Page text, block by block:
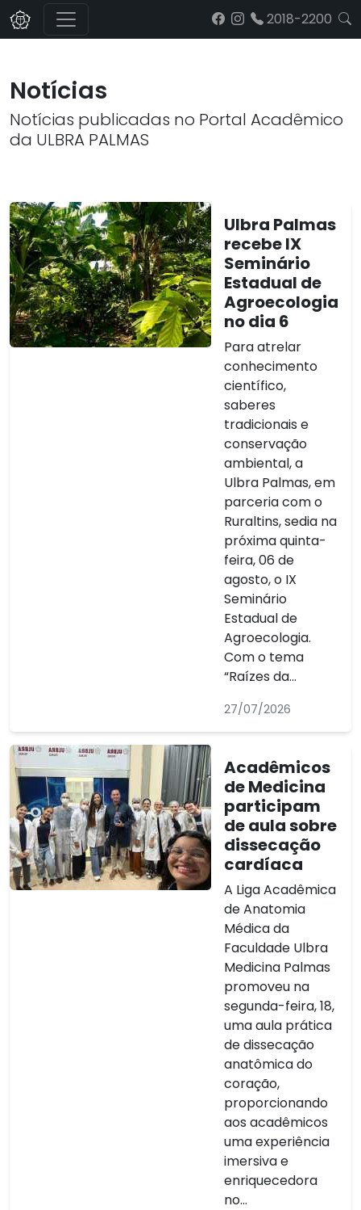
2018-2200
Notícias
Notícias publicadas no Portal Acadêmico
da ULBRA PALMAS
Ulbra Palmas
recebe IX
Seminário
Estadual de
Agroecologia
no dia 6
Para atrelar
conhecimento
científico,
saberes
tradicionais e
conservação
ambiental, a
Ulbra Palmas, em
parceria com o
Ruraltins, sedia na
próxima quinta-
feira, 06 de
agosto, o IX
Seminário
Estadual de
Agroecologia.
Com o tema
“Raízes da...
27/07/2026
Acadêmicos
de Medicina
participam
de aula sobre
dissecação
cardíaca
A Liga Acadêmica
de Anatomia
Médica da
Faculdade Ulbra
Medicina Palmas
promoveu na
segunda-feira, 18,
uma aula prática
de dissecação
anatômica do
coração,
proporcionando
aos acadêmicos
uma experiência
imersiva e
enriquecedora
no...